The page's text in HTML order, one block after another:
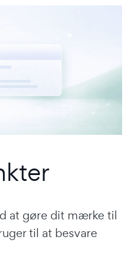
at gøre dit mærke til
til at besvare